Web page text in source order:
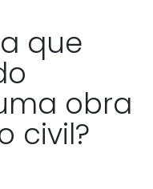
que
obra
civil?